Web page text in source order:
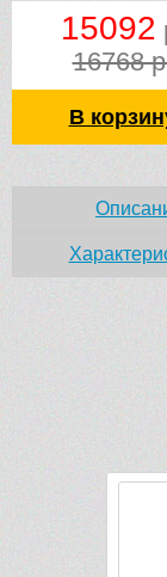
15092
16768
В